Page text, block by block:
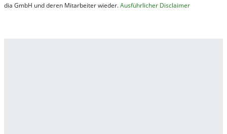
dia GmbH und de­ren Mit­ar­bei­ter wie­der.Aus­führ­lich­er Dis­clai­mer